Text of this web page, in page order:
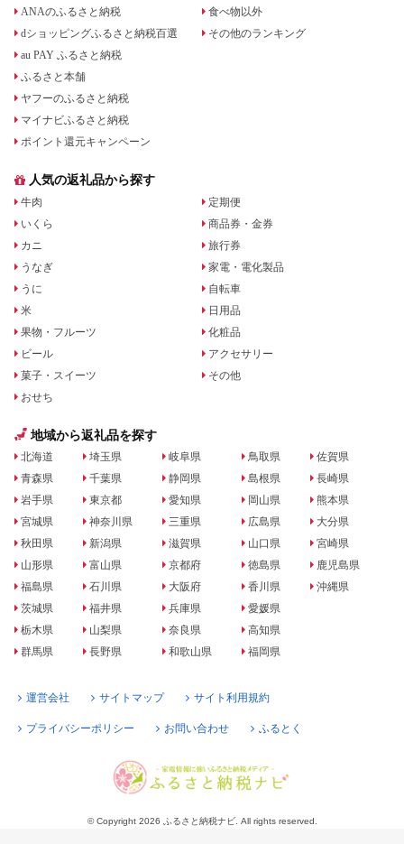
ANAのふるさと納税
dショッピングふるさと納税百選
au PAY ふるさと納税
ふるさと本舗
ヤフーのふるさと納税
マイナビふるさと納税
ポイント還元キャンペーン
食べ物以外
その他のランキング
人気の返礼品から探す
牛肉
いくら
カニ
うなぎ
うに
米
果物・フルーツ
ビール
菓子・スイーツ
おせち
定期便
商品券・金券
旅行券
家電・電化製品
自転車
日用品
化粧品
アクセサリー
その他
地域から返礼品を探す
北海道
青森県
岩手県
宮城県
秋田県
山形県
福島県
茨城県
栃木県
群馬県
埼玉県
千葉県
東京都
神奈川県
新潟県
富山県
石川県
福井県
山梨県
長野県
岐阜県
静岡県
愛知県
三重県
滋賀県
京都府
大阪府
兵庫県
奈良県
和歌山県
鳥取県
島根県
岡山県
広島県
山口県
徳島県
香川県
愛媛県
高知県
福岡県
佐賀県
長崎県
熊本県
大分県
宮崎県
鹿児島県
沖縄県
運営会社 サイトマップ サイト利用規約
プライバシーポリシー お問い合わせ ふるとく
© Copyright 2026 ふるさと納税ナビ. All rights reserved.